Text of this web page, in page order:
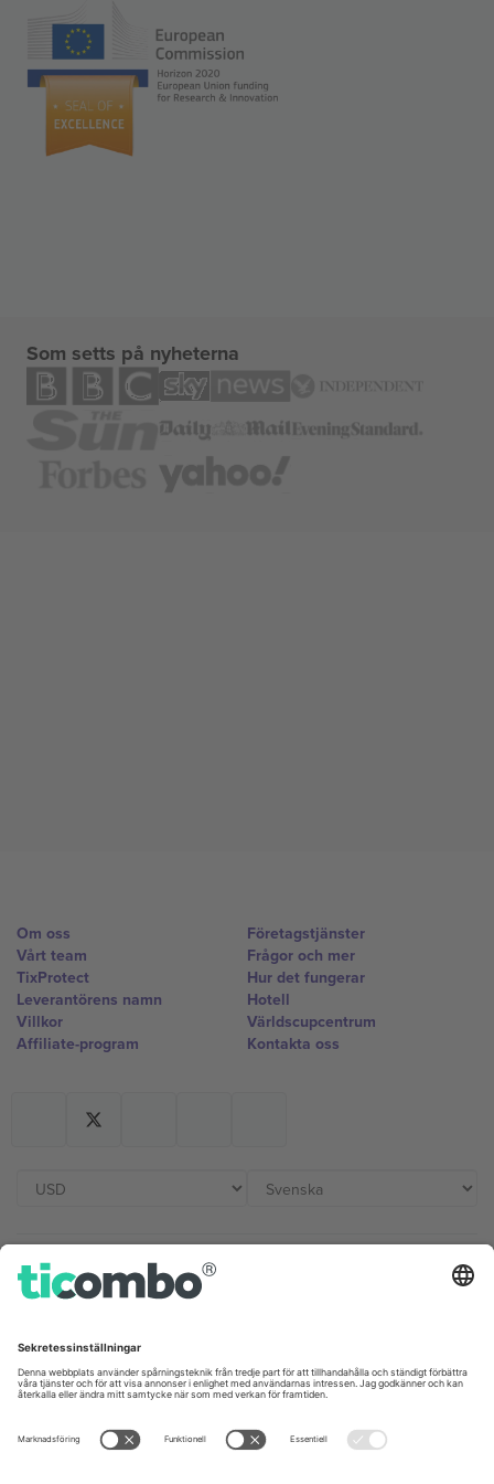
Som setts på nyheterna
Om oss
Vårt team
TixProtect
Leverantörens namn
Villkor
Affiliate-program
Företagstjänster
Frågor och mer
Hur det fungerar
Hotell
Världscupcentrum
Kontakta oss
Kontor och support
Unter den Linden 24, 10117
Berlin, Germany
London, EC1V 1AW, United
Kingdom
United States
Switzerland